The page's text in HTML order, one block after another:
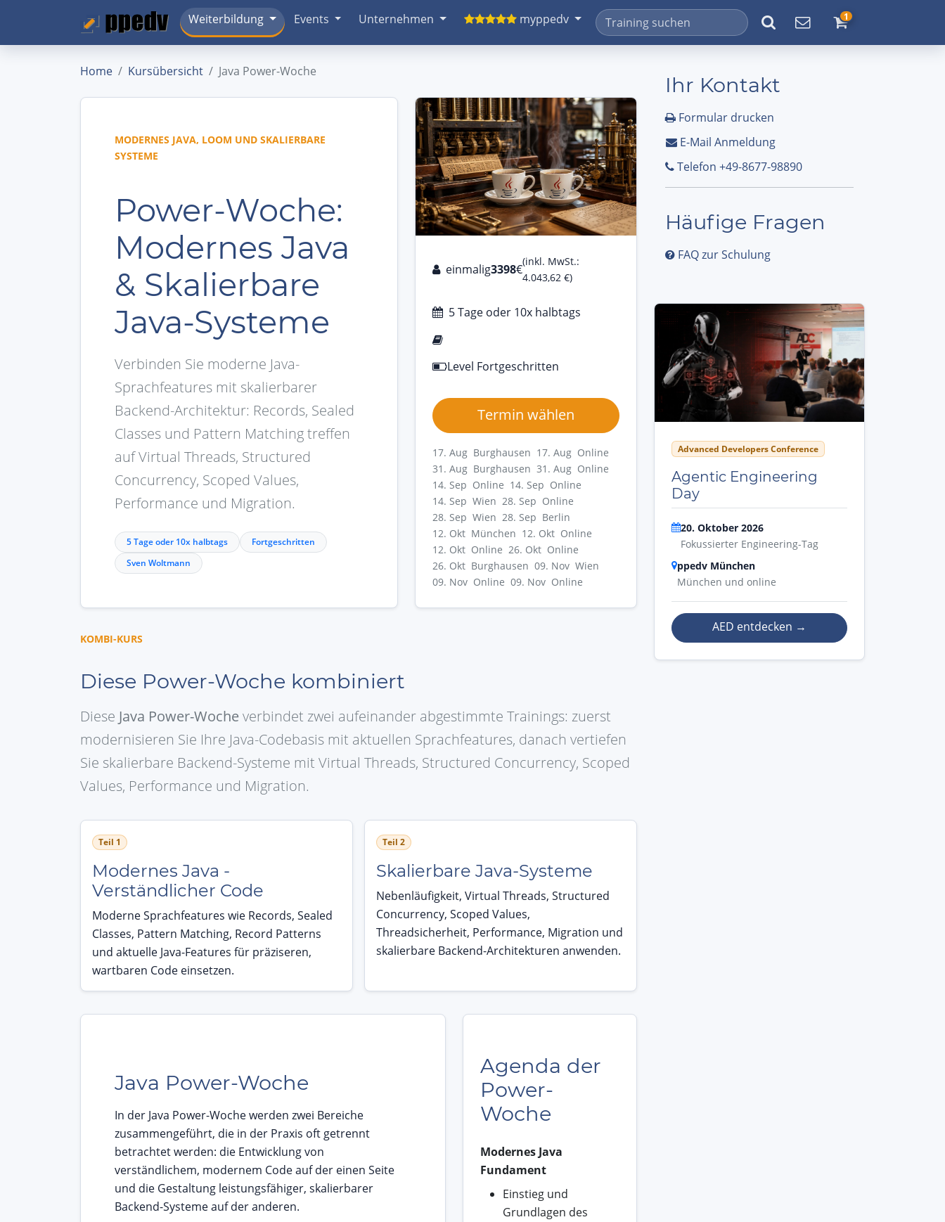
Weiterbildung Events Unternehmen myppedv 1
Home Kursübersicht Java Power-Woche
MODERNES JAVA, LOOM UND SKALIERBARE
SYSTEME
Power-Woche:
Modernes Java
& Skalierbare
Java-Systeme
Verbinden Sie moderne Java-
Sprachfeatures mit skalierbarer
Backend-Architektur: Records, Sealed
Classes und Pattern Matching treffen
auf Virtual Threads, Structured
Concurrency, Scoped Values,
Performance und Migration.
5 Tage oder 10x halbtags
Fortgeschritten
Sven Woltmann
einmalig3398€
(inkl. MwSt.:
4.043,62 €)
5 Tage oder 10x halbtags
Level Fortgeschritten
Termin wählen
17. Aug Burghausen 17. Aug Online
31. Aug Burghausen 31. Aug Online
14. Sep Online 14. Sep Online
14. Sep Wien 28. Sep Online
28. Sep Wien 28. Sep Berlin
12. Okt München 12. Okt Online
12. Okt Online 26. Okt Online
26. Okt Burghausen 09. Nov Wien
09. Nov Online 09. Nov Online
KOMBI-KURS
Diese Power-Woche kombiniert
Diese Java Power-Woche verbindet zwei aufeinander abgestimmte Trainings: zuerst
modernisieren Sie Ihre Java-Codebasis mit aktuellen Sprachfeatures, danach vertiefen
Sie skalierbare Backend-Systeme mit Virtual Threads, Structured Concurrency, Scoped
Values, Performance und Migration.
Teil 1
Modernes Java -
Verständlicher Code
Moderne Sprachfeatures wie Records, Sealed
Classes, Pattern Matching, Record Patterns
und aktuelle Java-Features für präziseren,
wartbaren Code einsetzen.
Teil 2
Skalierbare Java-Systeme
Nebenläufigkeit, Virtual Threads, Structured
Concurrency, Scoped Values,
Threadsicherheit, Performance, Migration und
skalierbare Backend-Architekturen anwenden.
Java Power-Woche
In der Java Power-Woche werden zwei Bereiche
zusammengeführt, die in der Praxis oft getrennt
betrachtet werden: die Entwicklung von
verständlichem, modernem Code auf der einen Seite
und die Gestaltung leistungsfähiger, skalierbarer
Backend-Systeme auf der anderen.
Agenda der
Power-
Woche
Modernes Java
Fundament
Einstieg und
Grundlagen des
Ihr Kontakt
Formular drucken
E-Mail Anmeldung
Telefon +49-8677-98890
Häufige Fragen
FAQ zur Schulung
Advanced Developers Conference
Agentic Engineering
Day
20. Oktober 2026
Fokussierter Engineering-Tag
ppedv München
München und online
AED entdecken →